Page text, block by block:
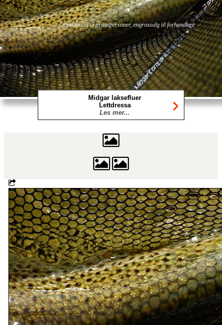
Fluer Fluefiske Fluebinding Kurs & Guiding
- direktesalg til privatpersoner, engrossalg til forhandlere
Midgar laksefluer
Lettdressa
Les mer...